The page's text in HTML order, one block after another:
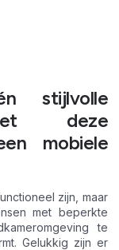
stijlvolle
deze
mobiele
zijn, maar
met beperkte
te
Gelukkig zijn er